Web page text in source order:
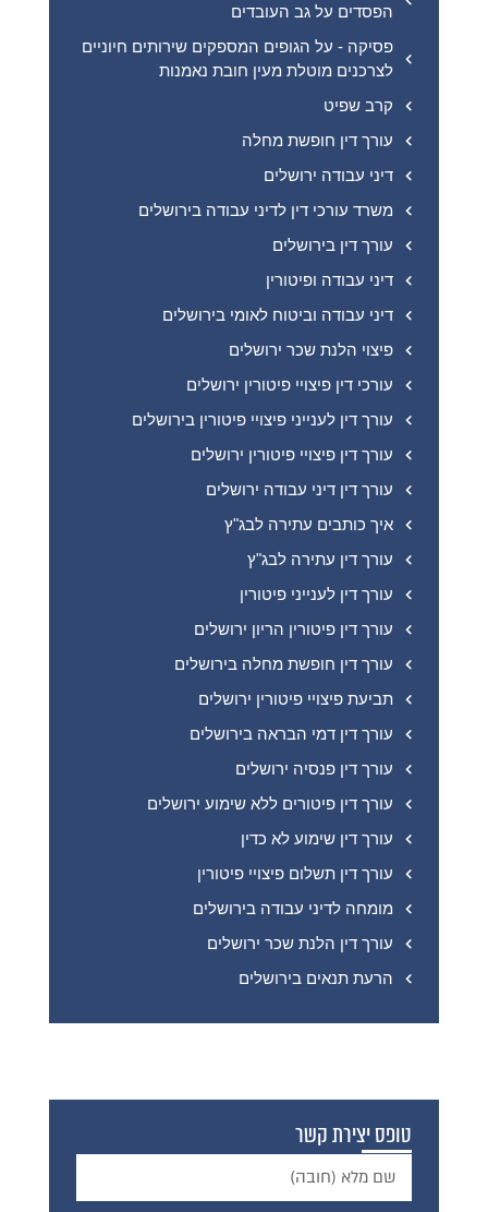
הפסדים על גב העובדים
פסיקה - על הגופים המספקים שירותים חיוניים
לצרכנים מוטלת מעין חובת נאמנות
קרב שפיט
עורך דין חופשת מחלה
דיני עבודה ירושלים
משרד עורכי דין לדיני עבודה בירושלים
עורך דין בירושלים
דיני עבודה ופיטורין
דיני עבודה וביטוח לאומי בירושלים
פיצוי הלנת שכר ירושלים
עורכי דין פיצויי פיטורין ירושלים
עורך דין לענייני פיצויי פיטורין בירושלים
עורך דין פיצויי פיטורין ירושלים
עורך דין דיני עבודה ירושלים
איך כותבים עתירה לבג"ץ
עורך דין עתירה לבג"ץ
עורך דין לענייני פיטורין
עורך דין פיטורין הריון ירושלים
עורך דין חופשת מחלה בירושלים
תביעת פיצויי פיטורין ירושלים
עורך דין דמי הבראה בירושלים
עורך דין פנסיה ירושלים
עורך דין פיטורים ללא שימוע ירושלים
עורך דין שימוע לא כדין
עורך דין תשלום פיצויי פיטורין
מומחה לדיני עבודה בירושלים
עורך דין הלנת שכר ירושלים
הרעת תנאים בירושלים
טופס יצירת קשר